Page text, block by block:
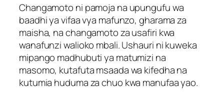
Changamoto ni pamoja na upungufu wa
baadhi ya vifaa vya mafunzo, gharama za
maisha, na changamoto za usafiri kwa
wanafunzi walioko mbali. Ushauri ni kuweka
mipango madhubuti ya matumizi na
masomo, kutafuta msaada wa kifedha na
kutumia huduma za chuo kwa manufaa yao.